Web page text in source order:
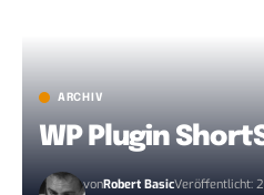
ARCHIV
WP Plugin
vonRobert BasicVeröffentlicht: